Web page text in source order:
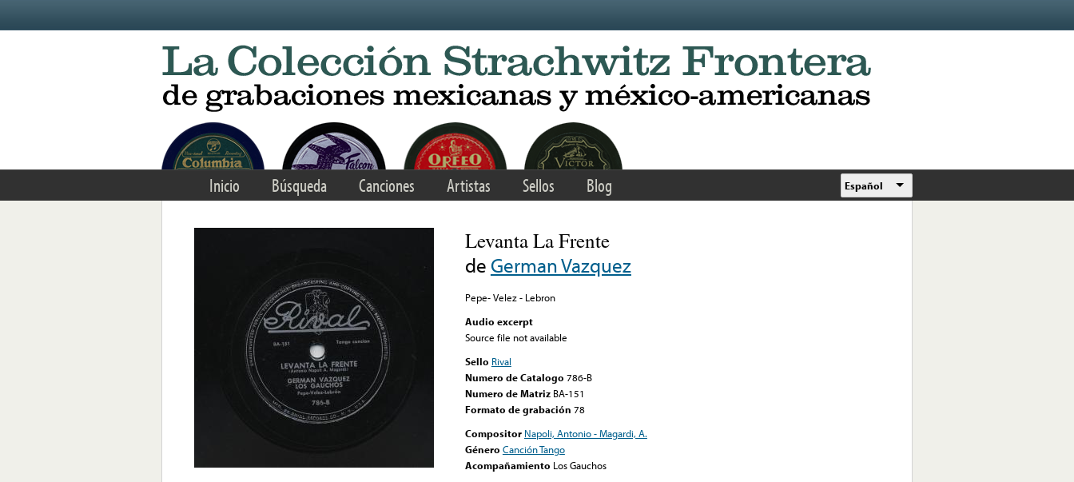
Inicio Búsqueda Canciones Artistas Sellos Blog Español
Levanta La Frente
de German Vazquez
Pepe- Velez - Lebron
Audio excerpt
Source file not available
Sello Rival
Numero de Catalogo 786-B
Numero de Matriz BA-151
Formato de grabación 78
Compositor Napoli, Antonio - Magardi, A.
Género Canción Tango
Acompañamiento Los Gauchos